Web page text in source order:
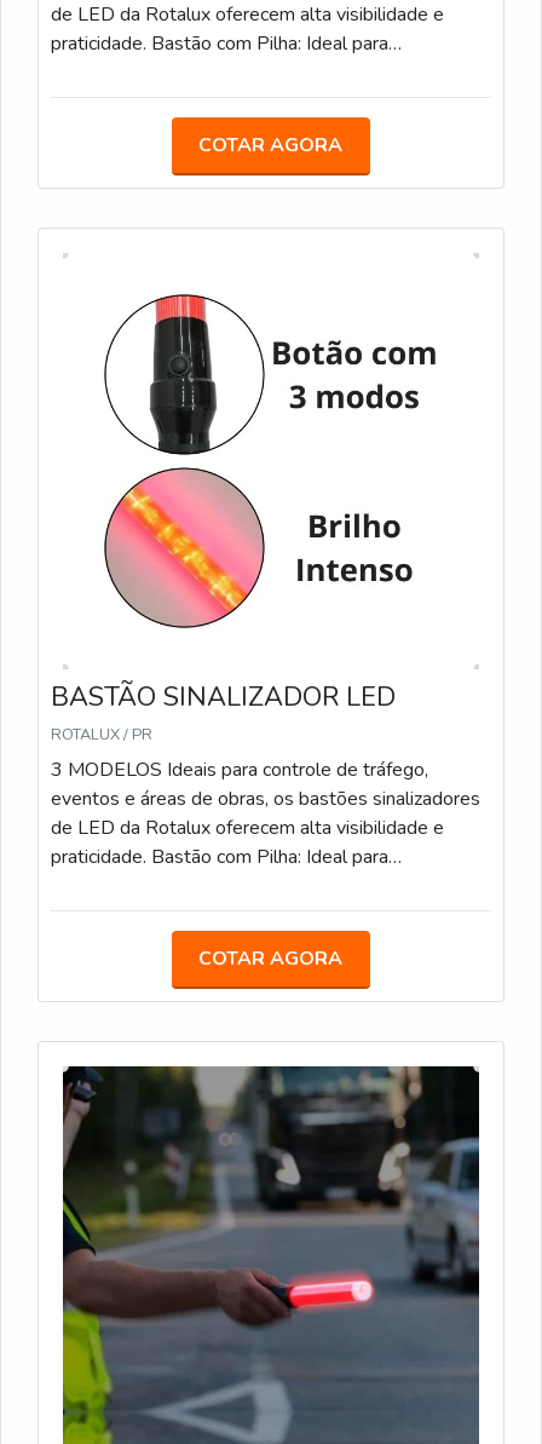
de LED da Rotalux oferecem alta visibilidade e
praticidade. Bastão com Pilha: Ideal para
alimentação por pilha. Bastão Recarregável: Com
sustentável para áreas de obras e controle de
tráfego. Bastão com Lanterna: Com LED integrado e
baixa visibilidade.
COTAR AGORA
BASTÃO SINALIZADOR LED
ROTALUX / PR
3 MODELOS Ideais para controle de tráfego,
eventos e áreas de obras, os bastões sinalizadores
de LED da Rotalux oferecem alta visibilidade e
praticidade. Bastão com Pilha: Ideal para
alimentação por pilha. Bastão Recarregável: Com
sustentável para áreas de obras e controle de
tráfego. Bastão com Lanterna: Com LED integrado e
baixa visibilidade.
COTAR AGORA